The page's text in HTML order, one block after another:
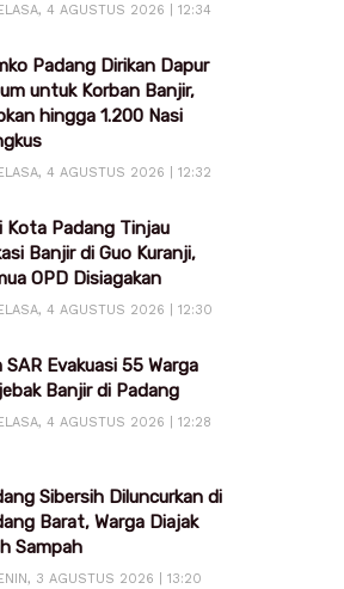
4 AGUSTUS 2026 | 12:34
Padang Dirikan Dapur
untuk Korban Banjir,
hingga 1.200 Nasi
4 AGUSTUS 2026 | 12:32
Kota Padang Tinjau
Banjir di Guo Kuranji,
OPD Disiagakan
4 AGUSTUS 2026 | 12:30
SAR Evakuasi 55 Warga
Banjir di Padang
4 AGUSTUS 2026 | 12:28
Sibersih Diluncurkan di
Barat, Warga Diajak
Sampah
3 AGUSTUS 2026 | 13:20